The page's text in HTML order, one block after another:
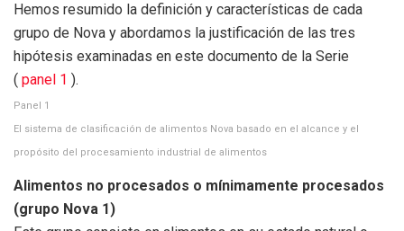
Hemos resumido la definición y características de cada
grupo de Nova y abordamos la justificación de las tres
hipótesis examinadas en este documento de la Serie
( panel 1 ).
Panel 1
El sistema de clasificación de alimentos Nova basado en el alcance y el
propósito del procesamiento industrial de alimentos
Alimentos no procesados ​​o mínimamente procesados ​​
(grupo Nova 1)